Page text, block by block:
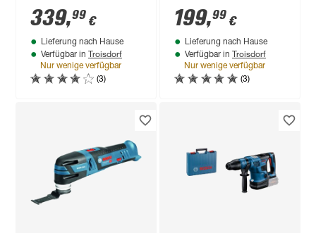
Professional' 1600
W
339,99 €
Lieferung nach Hause
Verfügbar in Troisdorf
Nur wenige verfügbar
(3)
Professional' 18 V 60
cm ohne Akku
199,99 €
Lieferung nach Hause
Verfügbar in Troisdorf
Nur wenige verfügbar
(3)